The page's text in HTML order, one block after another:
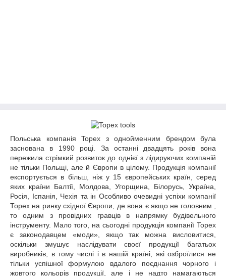
Польська компанія Topex з однойменним брендом була
заснована в 1990 році. За останні двадцять років вона
пережила стрімкий розвиток до однієї з лідируючих компаній
не тільки Польщі, але й Європи в цілому. Продукція компанії
експортується в більш, ніж у 15 європейських країн, серед
яких країни Балтії, Молдова, Угорщина, Білорусь, Україна,
Росія, Іспанія, Чехія та ін Особливо очевидні успіхи компанії
Торех на ринку східної Європи, де вона є якщо не головним ,
то одним з провідних гравців в напрямку будівельного
інструменту. Мало того, на сьогодні продукція компанії Topex
є законодавцем «моди», якщо так можна висловитися,
оскільки змушує наслідувати своєї продукції багатьох
виробників, в тому числі і в нашій країні, які озброїлися не
тільки успішної формулою вдалого поєднання чорного і
жовтого кольорів продукції, але і не надто намагаються